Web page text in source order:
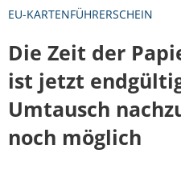
EU-KARTENFÜHRERSCHEIN
Die Zeit der
ist jetzt
Umtausch
noch möglich